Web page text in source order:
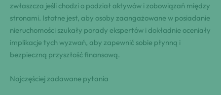
zwłaszcza jeśli chodzi o podział aktywów i zobowiązań między
stronami. Istotne jest, aby osoby zaangażowane w posiadanie
nieruchomości szukały porady ekspertów i dokładnie oceniały
implikacje tych wyzwań, aby zapewnić sobie płynną i
bezpieczną przyszłość finansową.
Najczęściej zadawane pytania